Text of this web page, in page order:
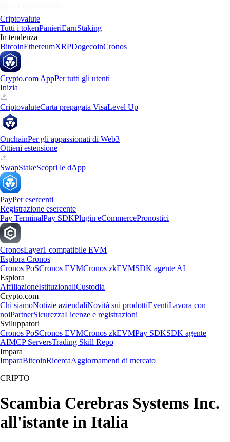
Criptovalute
Tutti i tokenPanieriEarnStaking
In tendenza
BitcoinEthereumXRPDogecoinCronos
Crypto.com AppPer tutti gli utenti
Inizia
CriptovaluteCarta prepagata VisaLevel Up
OnchainPer gli appassionati di Web3
Ottieni estensione
SwapStakeScopri le dApp
PayPer esercenti
Registrazione esercente
Pay TerminalPay SDKPlugin eCommercePronostici
CronosLayer1 compatibile EVM
Esplora Cronos
Cronos PoSCronos EVMCronos zkEVMSDK agente AI
Esplora
AffiliazioneIstituzionaliCustodia
Crypto.com
Chi siamoNotizie aziendaliNovità sui prodottiEventiLavora con
noiPartnerSicurezzaLicenze e registrazioni
Sviluppatori
Cronos PoSCronos EVMCronos zkEVMPay SDKSDK agente
AIMCP ServersTrading Skill Repo
Impara
ImparaBitcoinRicercaAggiornamenti di mercato
CRIPTO
Scambia Cerebras Systems Inc.
all'istante in Italia